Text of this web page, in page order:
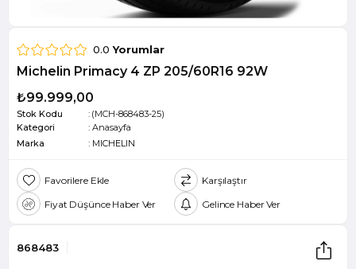
0.0 Yorumlar
Michelin Primacy 4 ZP 205/60R16 92W
₺99.999,00
Stok Kodu
(MCH-868483-25)
Kategori
: Anasayfa
Marka
: MICHELIN
Favorilere Ekle
Karşılaştır
Fiyat Düşünce Haber Ver
Gelince Haber Ver
868483